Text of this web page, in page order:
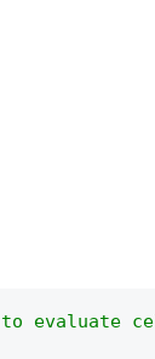
evaluate